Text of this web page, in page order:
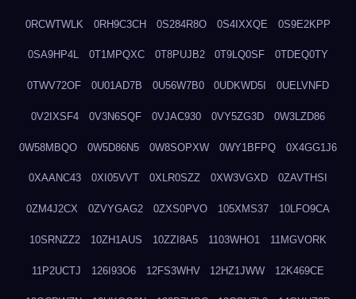
0RCWTWLK 0RH9C3CH 0S284R8O 0S4IXXQE 0S9E2KPP
0SA9HP4L 0T1MPQXC 0T8PUJB2 0T9LQ0SF 0TDEQ0TY
0TWV72OF 0U01AD7B 0U56W7B0 0UDKWD5I 0UELVNFD
0V2IXSF4 0V3N6SQF 0VJAC930 0VY5ZG3D 0W3LZD86
0W58MBQO 0W5D86N5 0W8SOPXW 0WY1BFPQ 0X4GG1J6
0XAANC43 0XI05VVT 0XLR0SZZ 0XW3VGXD 0ZAVTHSI
0ZM4J2CX 0ZVYGAG2 0ZXS0PVO 105XMS37 10LFO9CA
10SRNZZ2 10ZH1AUS 10ZZI8A5 1103WHO1 11MGVORK
11P2UCTJ 126I93O6 12FS3WHV 12HZ1JWW 12K469CE